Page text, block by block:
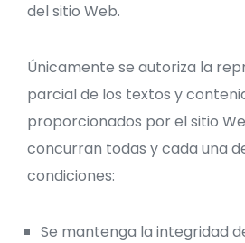
del sitio Web.
Únicamente se autoriza la
parcial de los textos y
proporcionados por el sitio
concurran todas y cada una
condiciones:
Se mantenga la integridad